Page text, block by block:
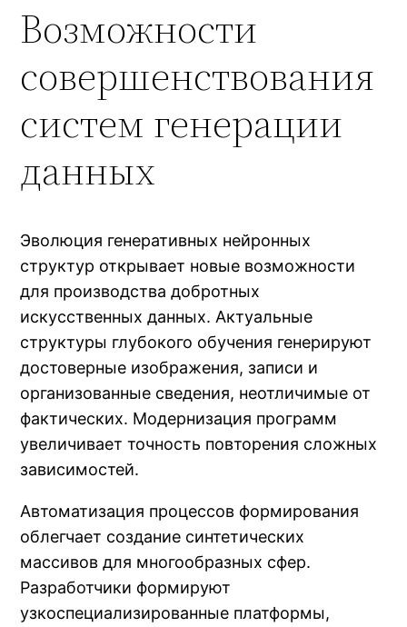
Возможности
совершенствования
систем генерации
данных
Эволюция генеративных нейронных
структур открывает новые возможности
для производства добротных
искусственных данных. Актуальные
структуры глубокого обучения генерируют
достоверные изображения, записи и
организованные сведения, неотличимые от
фактических. Модернизация программ
увеличивает точность повторения сложных
зависимостей.
Автоматизация процессов формирования
облегчает создание синтетических
массивов для многообразных сфер.
Разработчики формируют
узкоспециализированные платформы,